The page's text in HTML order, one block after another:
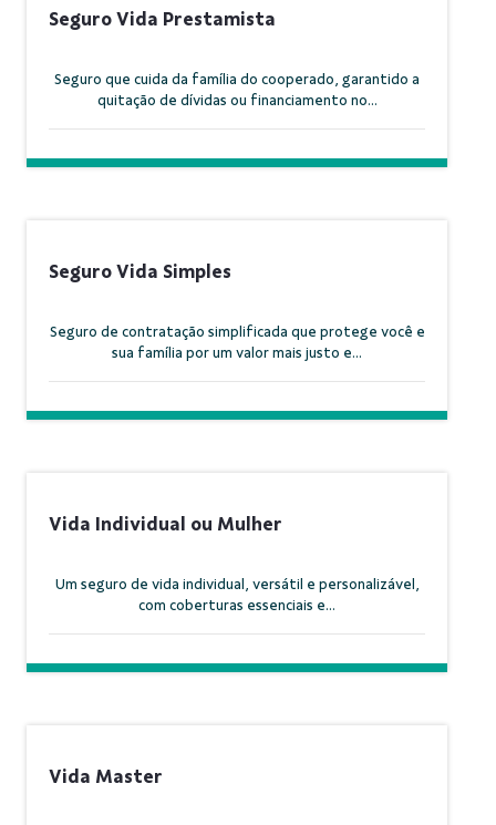
Seguro Vida Prestamista
Seguro que cuida da família do cooperado, garantido a
quitação de dívidas ou financiamento no...
Seguro Vida Simples
Seguro de contratação simplificada que protege você e
sua família por um valor mais justo e...
Vida Individual ou Mulher
Um seguro de vida individual, versátil e personalizável,
com coberturas essenciais e...
Vida Master